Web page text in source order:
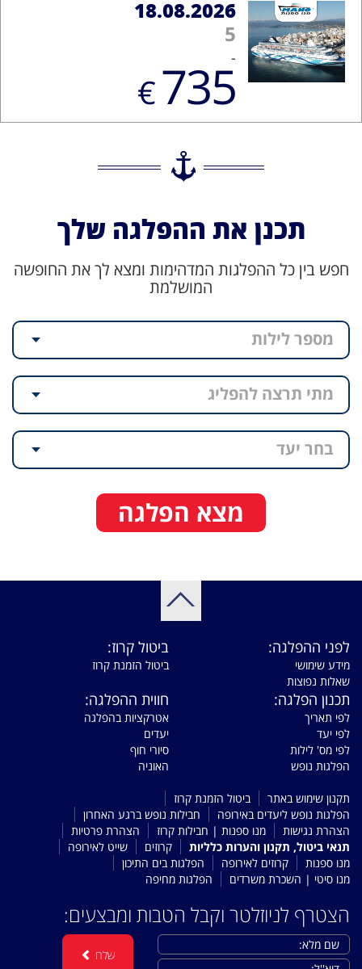
18.08.2026
5
-
€735
תכנן את ההפלגה שלך
חפש בין כל ההפלגות המדהימות ומצא לך את החופשה
המושלמת
מספר לילות
מתי תרצה להפליג
בחר יעד
מצא הפלגה
לפני ההפלגה:
מידע שימושי
שאלות נפוצות
ביטול קרוז:
ביטול הזמנת קרוז
תכנון הפלגה:
לפי תאריך
לפי יעד
לפי מס' לילות
הפלגות נופש
חווית ההפלגה:
אטרקציות בהפלגה
יעדים
סיורי חוף
האוניה
תקנון שימוש באתר
ביטול הזמנת קרוז
הפלגות נופש ליעדים באירופה
חבילות נופש ברגע האחרון
הצהרת נגישות
מנו ספנות | חבילות קרוז
הצהרת פרטיות
תנאי ביטול, תקנון והערות כלליות
קרוזים
שייט לאירופה
מנו ספנות
קרוזים לאירופה
הפלגות בים התיכון
מנו סיטי | השכרת משרדים
הפלגות מחיפה
הצטרף לניוזלטר וקבל הטבות ומבצעים:
שלח